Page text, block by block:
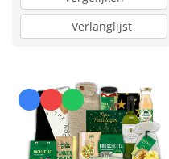
Verlanglijst